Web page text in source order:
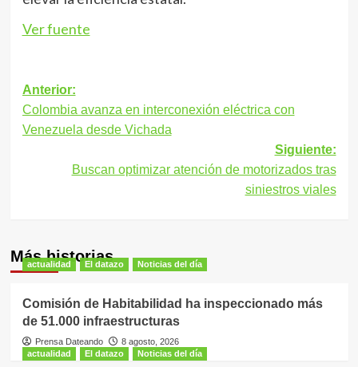
Ver fuente
Navegación
de
entradas
Anterior:
Colombia avanza en interconexión eléctrica con
Venezuela desde Vichada
Siguiente:
Buscan optimizar atención de motorizados tras
siniestros viales
Más historias
actualidad El datazo Noticias del día
Comisión de Habitabilidad ha inspeccionado más
de 51.000 infraestructuras
Prensa Dateando
8 agosto, 2026
actualidad
El datazo Noticias del día